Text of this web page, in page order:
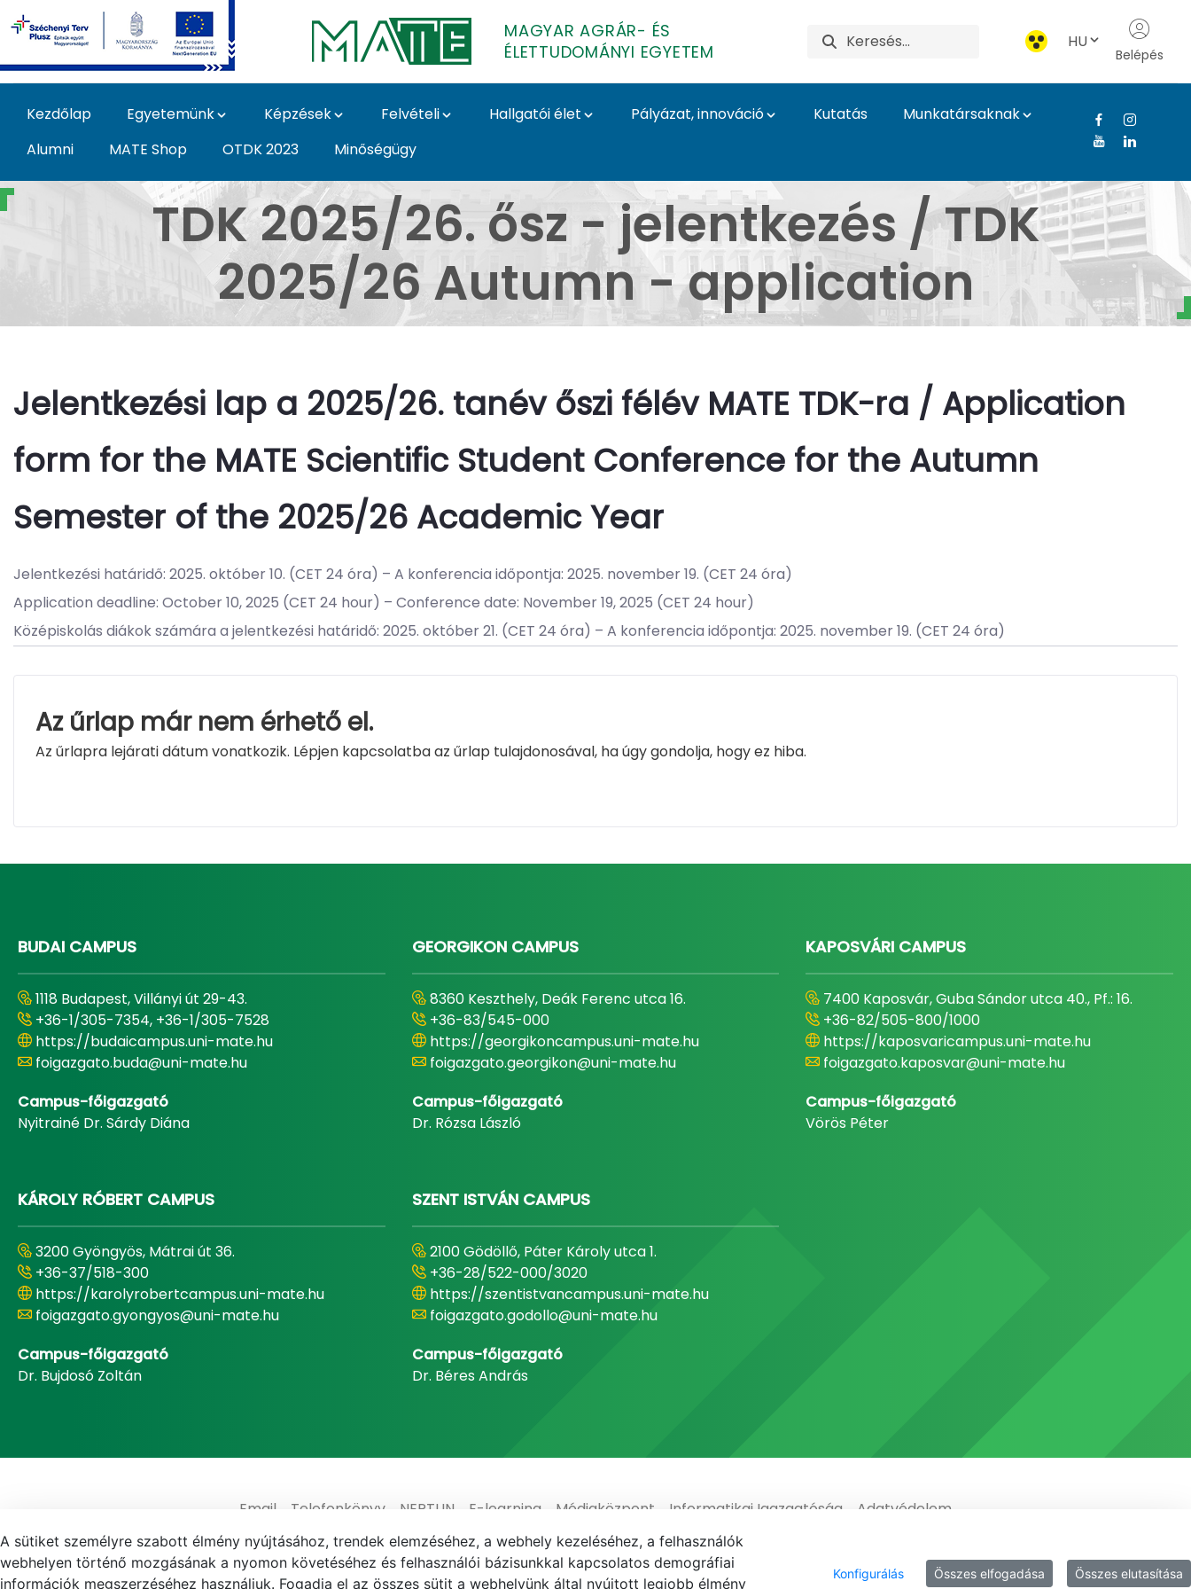
Ugrás a fő tartalomhoz
MAGYAR AGRÁR- ÉS
ÉLETTUDOMÁNYI EGYETEM
HU
Belépés
Kezdőlap Egyetemünk Képzések Felvételi Hallgatói élet Pályázat, innováció Kutatás
Munkatársaknak
Alumni
MATE Shop OTDK 2023 Minőségügy
MATE TDK 2025/26. ősz / MATE Scientific Student Conference
TDK 2025/26. ősz - jelentkezés / TDK
2025/26 Autumn - application
Jelentkezési lap a 2025/26. tanév őszi félév MATE TDK-ra / Application
form for the MATE Scientific Student Conference for the Autumn
Semester of the 2025/26 Academic Year
Jelentkezési határidő: 2025. október 10. (CET 24 óra) – A konferencia időpontja: 2025. november 19. (CET 24 óra)
Application deadline: October 10, 2025 (CET 24 hour) – Conference date: November 19, 2025 (CET 24 hour)
Az űrlap már nem érhető el.
Az űrlapra lejárati dátum vonatkozik. Lépjen kapcsolatba az űrlap tulajdonosával, ha úgy gondolja, hogy ez hiba.
BUDAI CAMPUS
1118 Budapest, Villányi út 29-43.
+36-1/305-7354, +36-1/305-7528
https://budaicampus.uni-mate.hu
foigazgato.buda@uni-mate.hu
Campus-főigazgató
Nyitrainé Dr. Sárdy Diána
GEORGIKON CAMPUS
8360 Keszthely, Deák Ferenc utca 16.
+36-83/545-000
https://georgikoncampus.uni-mate.hu
foigazgato.georgikon@uni-mate.hu
Campus-főigazgató
Dr. Rózsa László
KAPOSVÁRI CAMPUS
7400 Kaposvár, Guba Sándor utca 40., Pf.: 16.
+36-82/505-800/1000
https://kaposvaricampus.uni-mate.hu
foigazgato.kaposvar@uni-mate.hu
Campus-főigazgató
Vörös Péter
KÁROLY RÓBERT CAMPUS
3200 Gyöngyös, Mátrai út 36.
+36-37/518-300
https://karolyrobertcampus.uni-mate.hu
foigazgato.gyongyos@uni-mate.hu
Campus-főigazgató
Dr. Bujdosó Zoltán
SZENT ISTVÁN CAMPUS
2100 Gödöllő, Páter Károly utca 1.
+36-28/522-000/3020
https://szentistvancampus.uni-mate.hu
foigazgato.godollo@uni-mate.hu
Campus-főigazgató
Dr. Béres András
Email Telefonkönyv NEPTUN E-learning Médiaközpont Informatikai Igazgatóság Adatvédelem
A sütiket személyre szabott élmény nyújtásához, trendek elemzéséhez, a webhely kezeléséhez, a felhasználók
webhelyen történő mozgásának a nyomon követéséhez és felhasználói bázisunkkal kapcsolatos demográfiai
információk megszerzéséhez használjuk. Fogadja el az összes sütit a webhelyünk által nyújtott legjobb élmény
Konfigurálás Összes elfogadása Összes elutasítása